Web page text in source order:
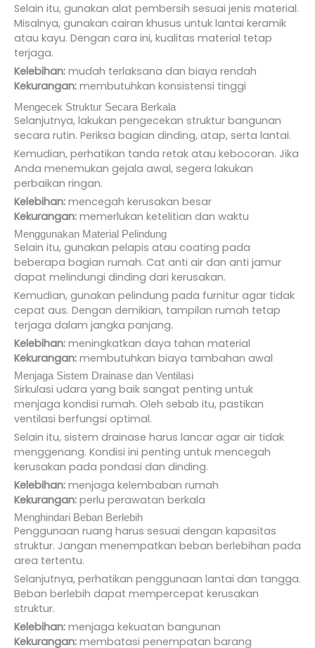
Selain itu, gunakan alat pembersih sesuai jenis material.
Misalnya, gunakan cairan khusus untuk lantai keramik
atau kayu. Dengan cara ini, kualitas material tetap
terjaga.
Kelebihan: mudah terlaksana dan biaya rendah
Kekurangan: membutuhkan konsistensi tinggi
Mengecek Struktur Secara Berkala
Selanjutnya, lakukan pengecekan struktur bangunan
secara rutin. Periksa bagian dinding, atap, serta lantai.
Kemudian, perhatikan tanda retak atau kebocoran. Jika
Anda menemukan gejala awal, segera lakukan
perbaikan ringan.
Kelebihan: mencegah kerusakan besar
Kekurangan: memerlukan ketelitian dan waktu
Menggunakan Material Pelindung
Selain itu, gunakan pelapis atau coating pada
beberapa bagian rumah. Cat anti air dan anti jamur
dapat melindungi dinding dari kerusakan.
Kemudian, gunakan pelindung pada furnitur agar tidak
cepat aus. Dengan demikian, tampilan rumah tetap
terjaga dalam jangka panjang.
Kelebihan: meningkatkan daya tahan material
Kekurangan: membutuhkan biaya tambahan awal
Menjaga Sistem Drainase dan Ventilasi
Sirkulasi udara yang baik sangat penting untuk
menjaga kondisi rumah. Oleh sebab itu, pastikan
ventilasi berfungsi optimal.
Selain itu, sistem drainase harus lancar agar air tidak
menggenang. Kondisi ini penting untuk mencegah
kerusakan pada pondasi dan dinding.
Kelebihan: menjaga kelembaban rumah
Kekurangan: perlu perawatan berkala
Menghindari Beban Berlebih
Penggunaan ruang harus sesuai dengan kapasitas
struktur. Jangan menempatkan beban berlebihan pada
area tertentu.
Selanjutnya, perhatikan penggunaan lantai dan tangga.
Beban berlebih dapat mempercepat kerusakan
struktur.
Kelebihan: menjaga kekuatan bangunan
Kekurangan: membatasi penempatan barang